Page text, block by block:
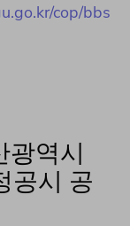
cop/bbs
역시
공시 공